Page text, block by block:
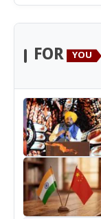
FOR YOU